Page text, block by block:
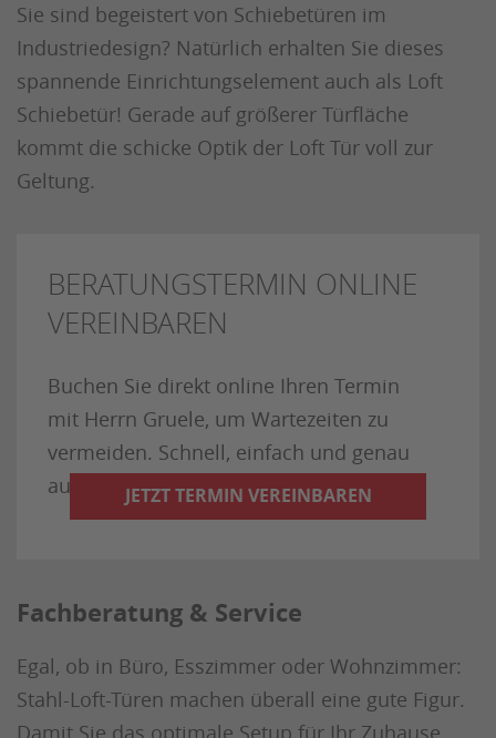
Sie sind begeistert von Schiebetüren im
Industriedesign? Natürlich erhalten Sie dieses
spannende Einrichtungselement auch als Loft
Schiebetür! Gerade auf größerer Türfläche
kommt die schicke Optik der Loft Tür voll zur
Geltung.
BERATUNGSTERMIN ONLINE
VEREINBAREN
Buchen Sie direkt online Ihren Termin
mit Herrn Gruele, um Wartezeiten zu
vermeiden. Schnell, einfach und genau
auf Ihre Bedürfnisse abgestimmt.
JETZT TERMIN VEREINBAREN
Fachberatung & Service
Egal, ob in Büro, Esszimmer oder Wohnzimmer:
Stahl-Loft-Türen machen überall eine gute Figur.
Damit Sie das optimale Setup für Ihr Zuhause